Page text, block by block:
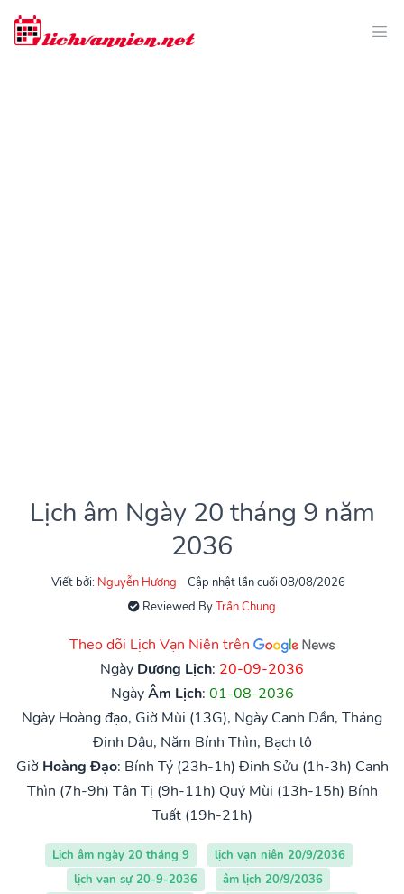
Lịch âm Ngày 20 tháng 9 năm
2036
Viết bởi: Nguyễn Hương
Cập nhật lần cuối 08/08/2026
Reviewed ByTrần Chung
Theo dõi Lịch Vạn Niên trên
Ngày Dương Lịch: 20-09-2036
NgàyÂm Lịch: 01-08-2036
Ngày Hoàng đạo, Giờ Mùi (13G), Ngày Canh Dần, Tháng
Đinh Dậu, Năm Bính Thìn, Bạch lộ
Giờ Hoàng Đạo: Bính Tý (23h-1h) Đinh Sửu (1h-3h) Canh
Thìn (7h-9h) Tân Tị (9h-11h) Quý Mùi (13h-15h) Bính
Tuất (19h-21h)
Lịch âm ngày 20 tháng 9
lịch vạn niên 20/9/2036
lịch vạn sự 20-9-2036
âm lịch 20/9/2036